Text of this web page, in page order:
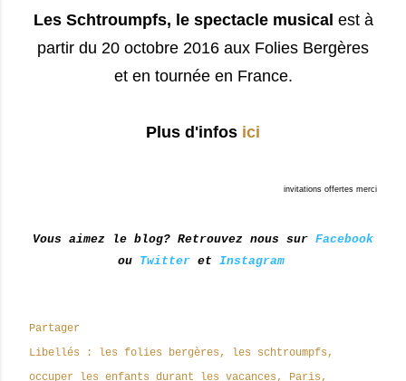
Les Schtroumpfs, le spectacle musical est à
partir du 20 octobre 2016 aux Folies Bergères
et en tournée en France.
Plus d'infos ici
invitations offertes merci
Vous aimez le blog? Retrouvez nous sur Facebook
ou Twitter et Instagram
Partager
Libellés :
les folies bergères
les schtroumpfs
occuper les enfants durant les vacances
Paris